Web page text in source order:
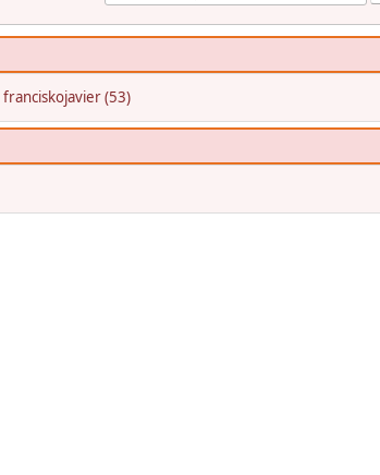
franciskojavier (53)